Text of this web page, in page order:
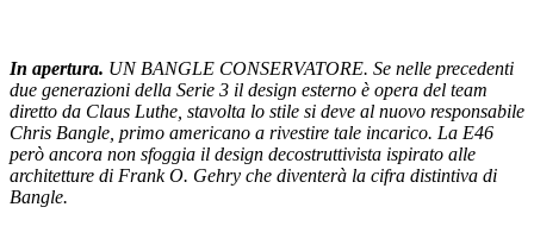
In apertura. UN BANGLE CONSERVATORE. Se nelle precedenti
due generazioni della Serie 3 il design esterno è opera del team
diretto da Claus Luthe, stavolta lo stile si deve al nuovo responsabile
Chris Bangle, primo americano a rivestire tale incarico. La E46
però ancora non sfoggia il design decostruttivista ispirato alle
architetture di Frank O. Gehry che diventerà la cifra distintiva di
Bangle.